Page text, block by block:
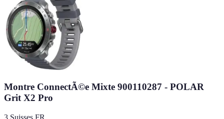
Montre ConnectÃ©e Mixte 900110287 - POLAR
Grit X2 Pro
3 Suisses FR